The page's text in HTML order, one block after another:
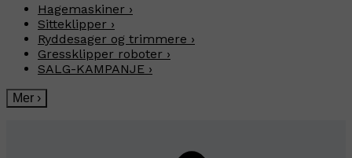
Hagemaskiner ›
Sitteklipper ›
Ryddesager og trimmere ›
Gressklipper roboter ›
SALG-KAMPANJE ›
Mer ›